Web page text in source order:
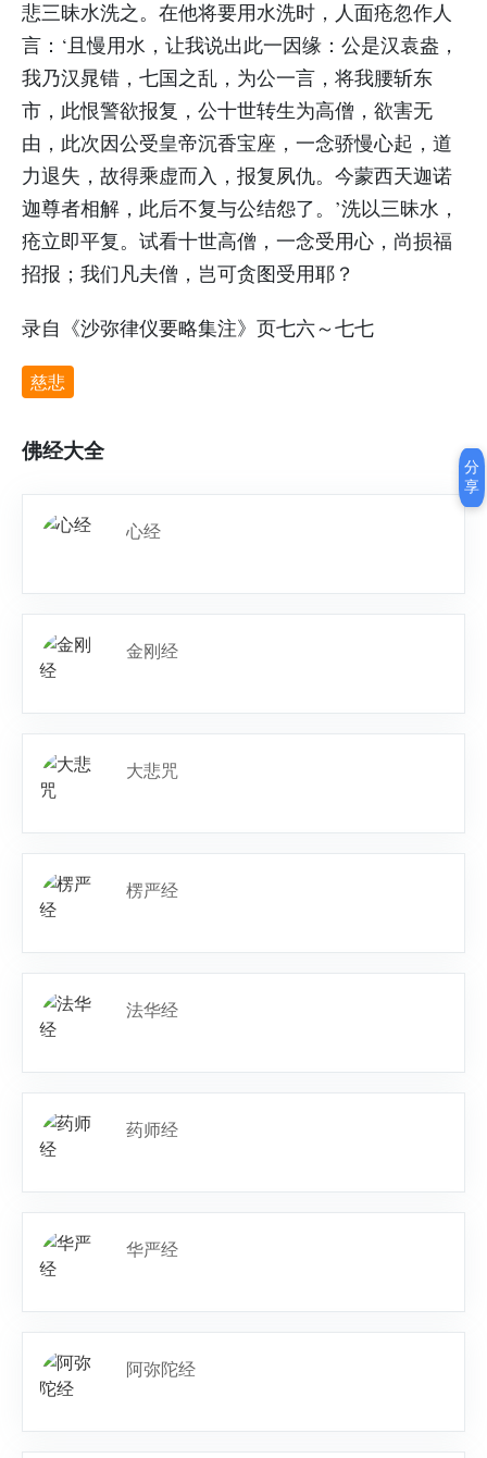
悲三昧水洗之。在他将要用水洗时，人面疮忽作人
言：‘且慢用水，让我说出此一因缘：公是汉袁盎，
我乃汉晁错，七国之乱，为公一言，将我腰斩东
市，此恨警欲报复，公十世转生为高僧，欲害无
由，此次因公受皇帝沉香宝座，一念骄慢心起，道
力退失，故得乘虚而入，报复夙仇。今蒙西天迦诺
迦尊者相解，此后不复与公结怨了。’洗以三昧水，
疮立即平复。试看十世高僧，一念受用心，尚损福
招报；我们凡夫僧，岂可贪图受用耶？
录自《沙弥律仪要略集注》页七六～七七
慈悲
佛经大全
心经
金刚经
大悲咒
楞严经
法华经
药师经
华严经
阿弥陀经
分
享